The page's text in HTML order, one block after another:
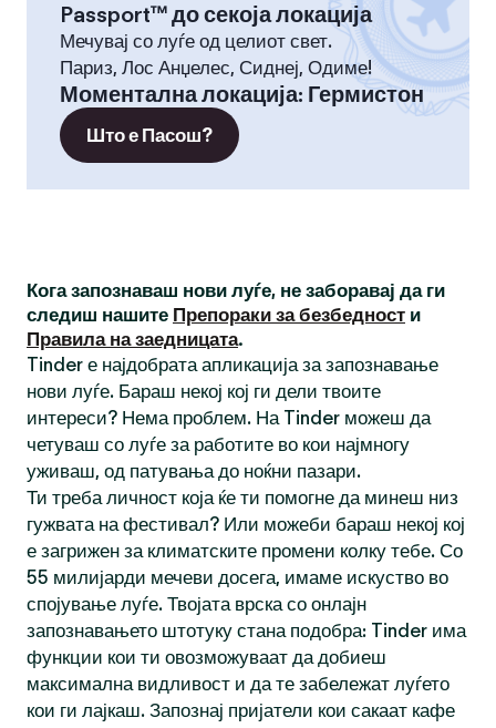
Passport™ до секоја локација
Мечувај со луѓе од целиот свет.
Париз, Лос Анџелес, Сиднеј, Одиме!
Моментална локација: Гермистон
Што е Пасош?
Кога запознаваш нови луѓе, не заборавај да ги
следиш нашите Препораки за безбедност и
Правила на заедницата.
Tinder е најдобрата апликација за запознавање
нови луѓе. Бараш некој кој ги дели твоите
интереси? Нема проблем. На Tinder можеш да
четуваш со луѓе за работите во кои најмногу
уживаш, од патувања до ноќни пазари.
Ти треба личност која ќе ти помогне да минеш низ
гужвата на фестивал? Или можеби бараш некој кој
е загрижен за климатските промени колку тебе. Со
55 милијарди мечеви досега, имаме искуство во
спојување луѓе. Твојата врска со онлајн
запознавањето штотуку стана подобра: Tinder има
функции кои ти овозможуваат да добиеш
максимална видливост и да те забележат луѓето
кои ги лајкаш. Запознај пријатели кои сакаат кафе